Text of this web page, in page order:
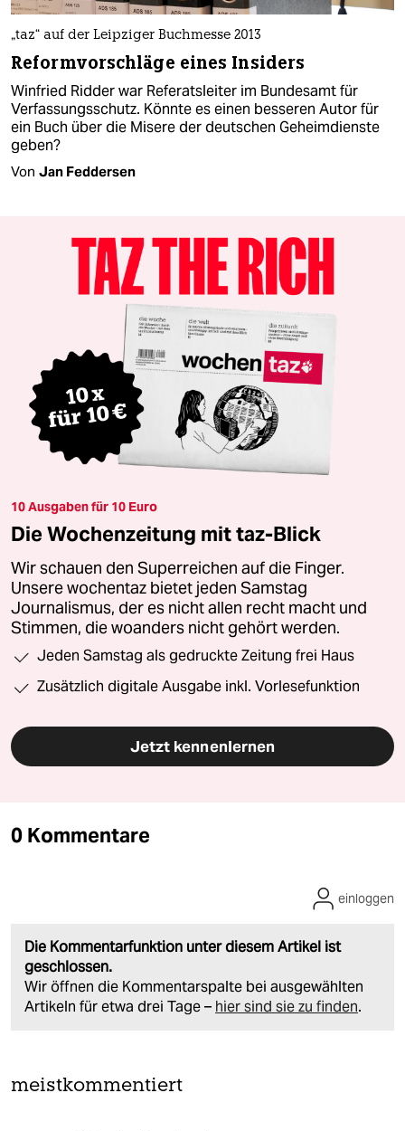
„taz“ auf der Leipziger Buchmesse 2013
Reformvorschläge eines Insiders
Winfried Ridder war Referatsleiter im Bundesamt für
Verfassungsschutz. Könnte es einen besseren Autor für
ein Buch über die Misere der deutschen Geheimdienste
geben?
Von Jan Feddersen
10 Ausgaben für 10 Euro
Die Wochenzeitung mit taz-Blick
Wir schauen den Superreichen auf die Finger.
Unsere wochentaz bietet jeden Samstag
Journalismus, der es nicht allen recht macht und
Stimmen, die woanders nicht gehört werden.
Jeden Samstag als gedruckte Zeitung frei Haus
Zusätzlich digitale Ausgabe inkl. Vorlesefunktion
Jetzt kennenlernen
0 Kommentare
Die Kommentarfunktion unter diesem Artikel ist
geschlossen.
Wir öffnen die Kommentarspalte bei ausgewählten
Artikeln für etwa drei Tage – hier sind sie zu finden.
einloggen
meistkommentiert